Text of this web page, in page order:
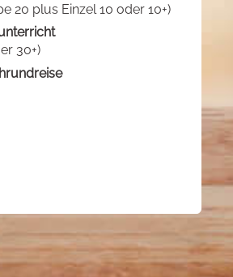
20 plus Einzel 10 oder 10+)
30+)